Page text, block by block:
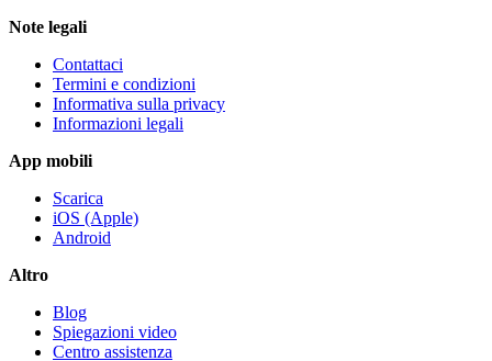
Note legali
Contattaci
Termini e condizioni
Informativa sulla privacy
Informazioni legali
App mobili
Scarica
iOS (Apple)
Android
Altro
Blog
Spiegazioni video
Centro assistenza